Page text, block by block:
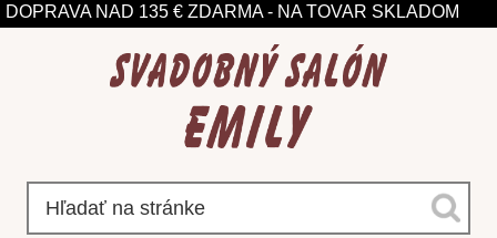
ZĽAVY DO 75% NA VYBRANÉ MODELY
DOPRAVA NAD 135 € ZDARMA - NA TOVAR SKLADOM